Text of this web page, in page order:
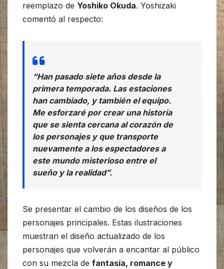
reemplazo de Yoshiko Okuda. Yoshizaki
comentó al respecto:
“Han pasado siete años desde la
primera temporada. Las estaciones
han cambiado, y también el equipo.
Me esforzaré por crear una historia
que se sienta cercana al corazón de
los personajes y que transporte
nuevamente a los espectadores a
este mundo misterioso entre el
sueño y la realidad”.
Se presentar el cambio de los diseños de los
personajes principales. Estas ilustraciones
muestran el diseño actualizado de los
personajes que volverán a encantar al público
con su mezcla de fantasía, romance y